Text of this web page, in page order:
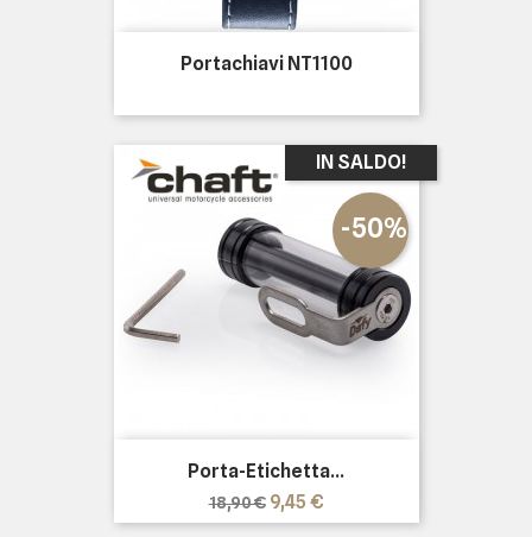
Portachiavi NT1100
Porta-Etichetta...
Prezzo
base
18,90 €
-50%
Prezzo
9,45 €
IN SALDO!